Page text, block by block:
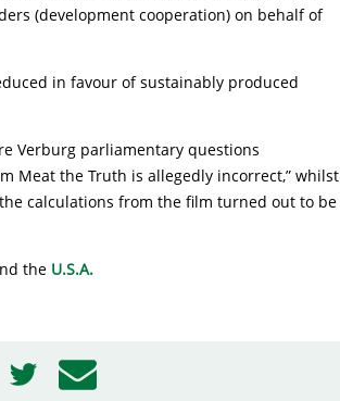
(development cooperation) on behalf of
in favour of sustainably produced
Verburg parliamentary questions
Meat the Truth is allegedly incorrect,” whilst
calculations from the film turned out to be
the U.S.A.